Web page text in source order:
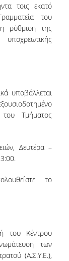
STAFF
τοις εκατό
του
ρύθμιση της
υποβάλλεται
του Τμήματος
Δευτέρα –
το
του Κέντρου
των
(Α.Σ.Υ.Ε.),